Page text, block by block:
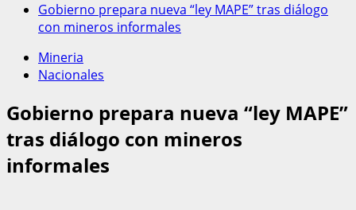
Gobierno prepara nueva “ley MAPE” tras diálogo
con mineros informales
Mineria
Nacionales
Gobierno prepara nueva “ley MAPE”
tras diálogo con mineros
informales